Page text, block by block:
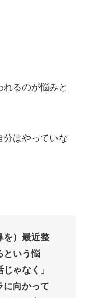
れるのが悩みと
分はやっていな
を）最近整
という悩
ゃなく」
に向かって